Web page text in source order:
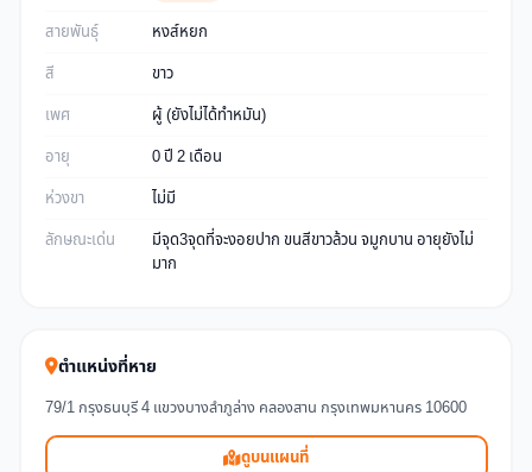
สายพันธุ์
หงส์หยก
สี
ขาว
เพศ
ผู้ (ยังไม่ได้ทำหมัน)
อายุ
0 ปี 2 เดือน
ห่วงขา
ไม่มี
ลักษณะเด่น
มีจุด3จุดที่จะงอยปาก ขนสีขาวล้วน จมูกบาน อายุยังไม่
มาก
ตำแหน่งที่หาย
79/1 กรุงธนบุรี 4 แขวงบางลำภูล่าง คลองสาน กรุงเทพมหานคร 10600
ดูบนแผนที่